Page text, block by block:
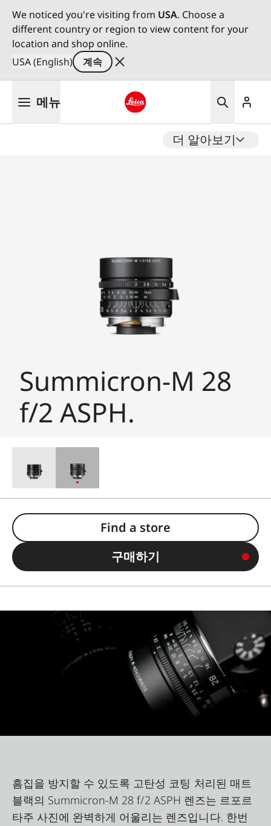
We noticed you're visiting from USA. Choose a
different country or region to view content for your
location and shop online.
USA (English)
계속
메뉴
더 알아보기
Summicron-M 28
f/2 ASPH.
Find a store
구매하기
흠집을 방지할 수 있도록 고탄성 코팅 처리된 매트
블랙의 Summicron-M 28 f/2 ASPH 렌즈는 르포르
타주 사진에 완벽하게 어울리는 렌즈입니다. 한번